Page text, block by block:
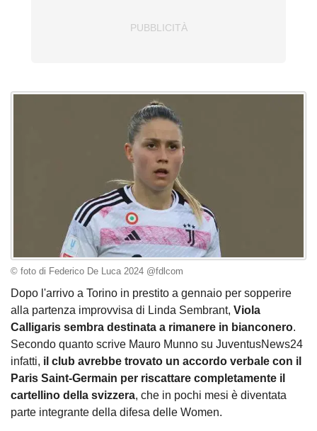
© foto di Federico De Luca 2024 @fdlcom
Dopo l'arrivo a Torino in prestito a gennaio per sopperire
alla partenza improvvisa di Linda Sembrant, Viola
Calligaris sembra destinata a rimanere in bianconero.
Secondo quanto scrive Mauro Munno su JuventusNews24
infatti, il club avrebbe trovato un accordo verbale con il
Paris Saint-Germain per riscattare completamente il
cartellino della svizzera, che in pochi mesi è diventata
parte integrante della difesa delle Women.